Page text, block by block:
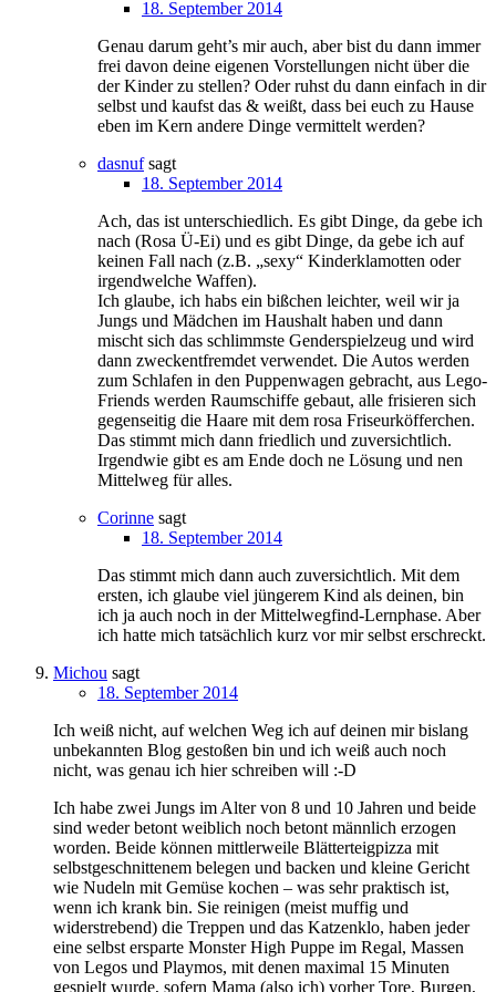
18. September 2014
Genau darum geht’s mir auch, aber bist du dann immer
frei davon deine eigenen Vorstellungen nicht über die
der Kinder zu stellen? Oder ruhst du dann einfach in dir
selbst und kaufst das & weißt, dass bei euch zu Hause
eben im Kern andere Dinge vermittelt werden?
dasnuf sagt
18. September 2014
Ach, das ist unterschiedlich. Es gibt Dinge, da gebe ich
nach (Rosa Ü-Ei) und es gibt Dinge, da gebe ich auf
keinen Fall nach (z.B. „sexy“ Kinderklamotten oder
irgendwelche Waffen).
Ich glaube, ich habs ein bißchen leichter, weil wir ja
Jungs und Mädchen im Haushalt haben und dann
mischt sich das schlimmste Genderspielzeug und wird
dann zweckentfremdet verwendet. Die Autos werden
zum Schlafen in den Puppenwagen gebracht, aus Lego-
Friends werden Raumschiffe gebaut, alle frisieren sich
gegenseitig die Haare mit dem rosa Friseurköfferchen.
Das stimmt mich dann friedlich und zuversichtlich.
Irgendwie gibt es am Ende doch ne Lösung und nen
Mittelweg für alles.
Corinne sagt
18. September 2014
Das stimmt mich dann auch zuversichtlich. Mit dem
ersten, ich glaube viel jüngerem Kind als deinen, bin
ich ja auch noch in der Mittelwegfind-Lernphase. Aber
ich hatte mich tatsächlich kurz vor mir selbst erschreckt.
Michou sagt
18. September 2014
Ich weiß nicht, auf welchen Weg ich auf deinen mir bislang
unbekannten Blog gestoßen bin und ich weiß auch noch
nicht, was genau ich hier schreiben will :-D
Ich habe zwei Jungs im Alter von 8 und 10 Jahren und beide
sind weder betont weiblich noch betont männlich erzogen
worden. Beide können mittlerweile Blätterteigpizza mit
selbstgeschnittenem belegen und backen und kleine Gericht
wie Nudeln mit Gemüse kochen – was sehr praktisch ist,
wenn ich krank bin. Sie reinigen (meist muffig und
widerstrebend) die Treppen und das Katzenklo, haben jeder
eine selbst ersparte Monster High Puppe im Regal, Massen
von Legos und Playmos, mit denen maximal 15 Minuten
gespielt wurde, sofern Mama (also ich) vorher Tore, Burgen,